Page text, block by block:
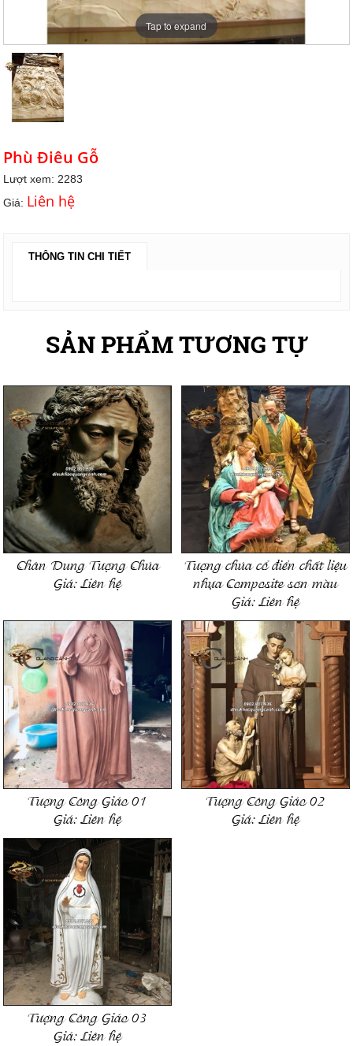
Tap to expand
Phù Điêu Gỗ
Lượt xem: 2283
Giá: Liên hệ
THÔNG TIN CHI TIẾT
SẢN PHẨM TƯƠNG TỰ
Chân Dung Tượng Chúa
Giá:Liên hệ
Tượng chúa cổ điển chất liệu
nhựa Composite sơn màu
Giá:Liên hệ
Tượng Công Giáo 01
Giá:Liên hệ
Tượng Công Giáo 02
Giá:Liên hệ
Tượng Công Giáo 03
Giá:Liên hệ